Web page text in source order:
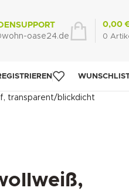
oase24.de
0
0,00
transparent/blickdicht